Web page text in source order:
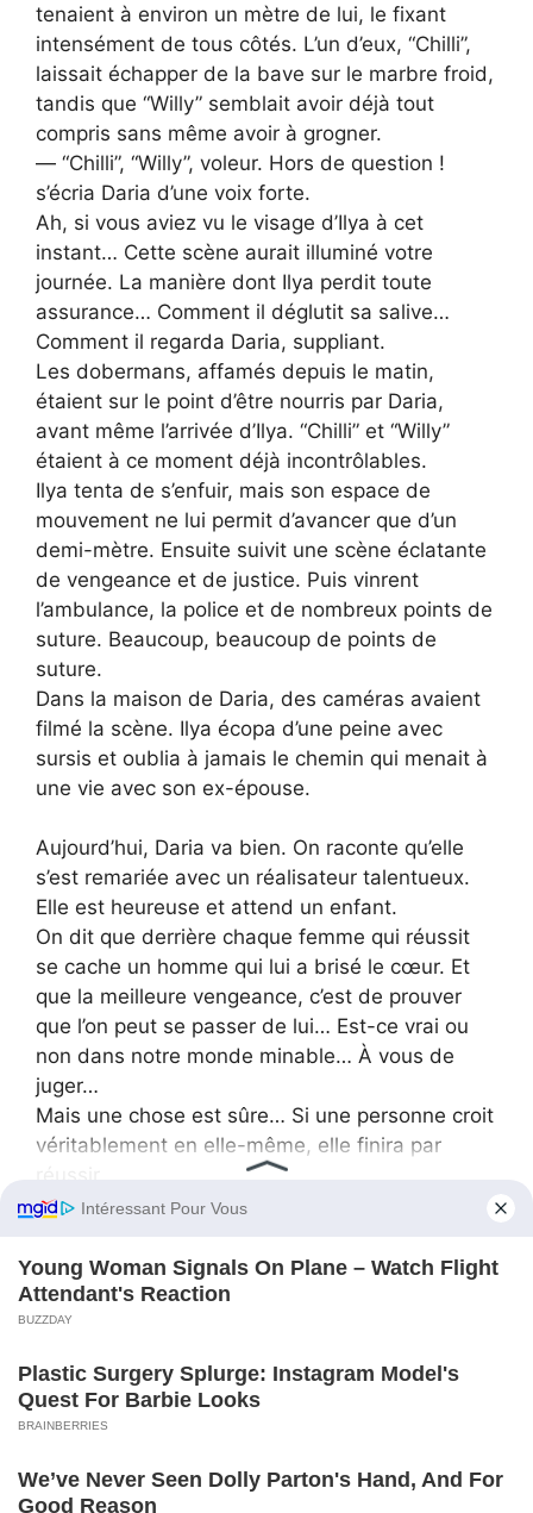
tenaient à environ un mètre de lui, le fixant
intensément de tous côtés. L’un d’eux, “Chilli”,
laissait échapper de la bave sur le marbre froid,
tandis que “Willy” semblait avoir déjà tout
compris sans même avoir à grogner.
— “Chilli”, “Willy”, voleur. Hors de question !
s’écria Daria d’une voix forte.
Ah, si vous aviez vu le visage d’Ilya à cet
instant… Cette scène aurait illuminé votre
journée. La manière dont Ilya perdit toute
assurance… Comment il déglutit sa salive…
Comment il regarda Daria, suppliant.
Les dobermans, affamés depuis le matin,
étaient sur le point d’être nourris par Daria,
avant même l’arrivée d’Ilya. “Chilli” et “Willy”
étaient à ce moment déjà incontrôlables.
Ilya tenta de s’enfuir, mais son espace de
mouvement ne lui permit d’avancer que d’un
demi-mètre. Ensuite suivit une scène éclatante
de vengeance et de justice. Puis vinrent
l’ambulance, la police et de nombreux points de
suture. Beaucoup, beaucoup de points de
suture.
Dans la maison de Daria, des caméras avaient
filmé la scène. Ilya écopa d’une peine avec
sursis et oublia à jamais le chemin qui menait à
une vie avec son ex-épouse.
Aujourd’hui, Daria va bien. On raconte qu’elle
s’est remariée avec un réalisateur talentueux.
Elle est heureuse et attend un enfant.
On dit que derrière chaque femme qui réussit
se cache un homme qui lui a brisé le cœur. Et
que la meilleure vengeance, c’est de prouver
que l’on peut se passer de lui… Est-ce vrai ou
non dans notre monde minable… À vous de
juger…
Mais une chose est sûre… Si une personne croit
véritablement en elle-même, elle finira par